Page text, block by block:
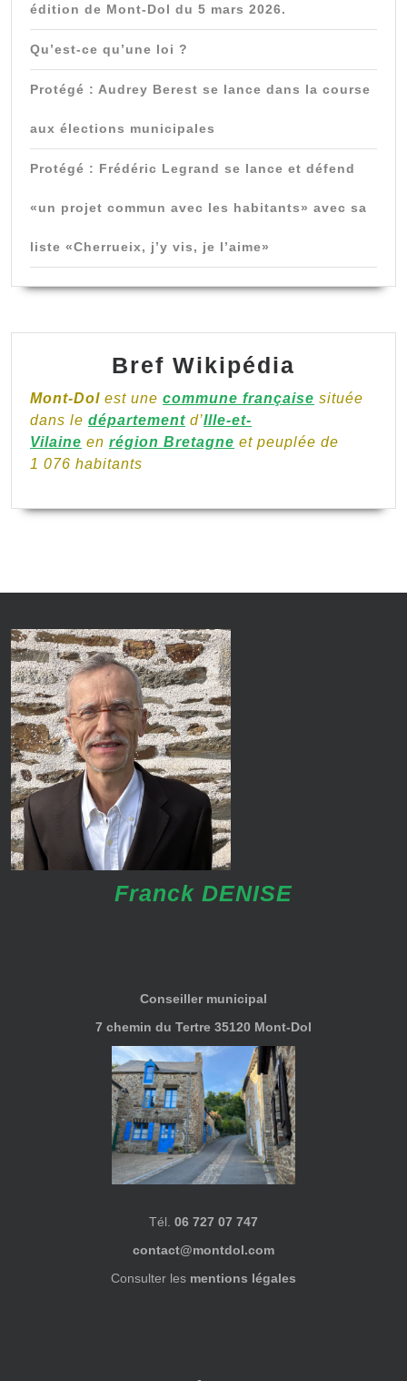
édition de Mont-Dol du 5 mars 2026.
Qu’est-ce qu’une loi ?
Protégé : Audrey Berest se lance dans la course
aux élections municipales
Protégé : Frédéric Legrand se lance et défend
«un projet commun avec les habitants» avec sa
liste «Cherrueix, j’y vis, je l’aime»
Bref Wikipédia
Mont-Dol est une commune française située
dans le département d’Ille-et-
Vilaine en région Bretagne et peuplée de
1 076 habitants
Franck DENISE
Conseiller municipal
7 chemin du Tertre 35120 Mont-Dol
Tél. 06 727 07 747
contact@montdol.com
Consulter les mentions légales